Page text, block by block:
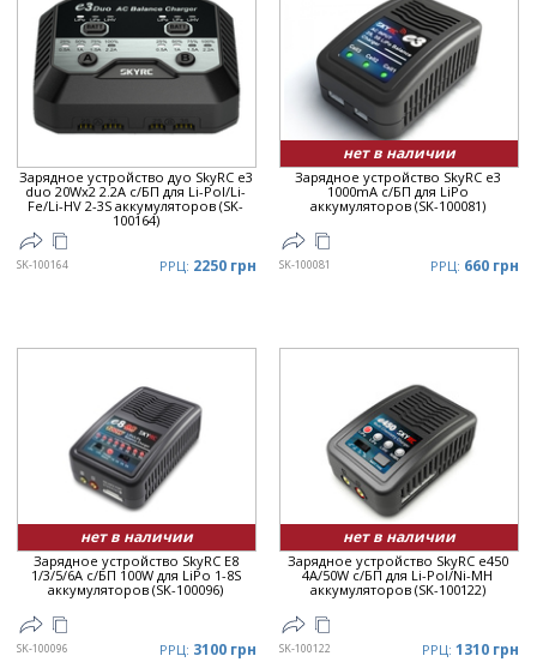
Дата ▼
Цена ▲
Цена
Зарядное устройство дуо SkyRC e3
duo 20Wx2 2.2A с/БП для Li-Pol/Li-
Fe/Li-HV 2-3S аккумуляторов (SK-
100164)
SK-100164 РРЦ: 2250 грн
нет в наличии
Зарядное устройство SkyRC e3
1000mA с/БП для LiPo
аккумуляторов (SK-100081)
SK-100081 РРЦ: 660 грн
нет в наличии
Зарядное устройство SkyRC E8
1/3/5/6A с/БП 100W для LiPo 1-8S
аккумуляторов (SK-100096)
SK-100096 РРЦ: 3100 грн
нет в наличии
Зарядное устройство SkyRC e450
4A/50W с/БП для Li-Pol/Ni-MH
аккумуляторов (SK-100122)
SK-100122 РРЦ: 1310 грн